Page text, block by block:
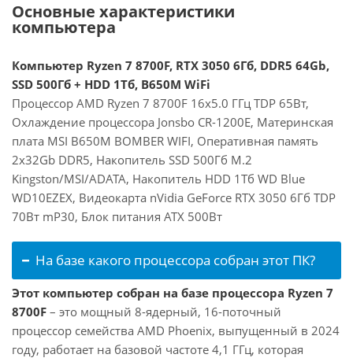
Основные характеристики
компьютера
Компьютер Ryzen 7 8700F, RTX 3050 6Гб, DDR5 64Gb,
SSD 500Гб + HDD 1Тб, B650M WiFi
Процессор AMD Ryzen 7 8700F 16x5.0 ГГц TDP 65Вт,
Охлаждение процессора Jonsbo CR-1200E, Материнская
плата MSI B650M BOMBER WIFI, Оперативная память
2x32Gb DDR5, Накопитель SSD 500Гб M.2
Kingston/MSI/ADATA, Накопитель HDD 1Тб WD Blue
WD10EZEX, Видеокарта nVidia GeForce RTX 3050 6Гб TDP
70Вт mP30, Блок питания ATX 500Вт
На базе какого процессора собран этот ПК?
Этот компьютер собран на базе процессора Ryzen 7
8700F – это мощный 8-ядерный, 16-поточный
процессор семейства AMD Phoenix, выпущенный в 2024
году, работает на базовой частоте 4,1 ГГц, которая